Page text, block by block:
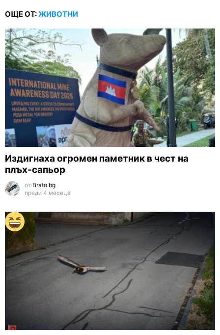
ОЩЕ ОТ:ЖИВОТНИ
Издигнаха огромен паметник в чест на
плъх-сапьор
от Brato.bg
преди 4 месеца